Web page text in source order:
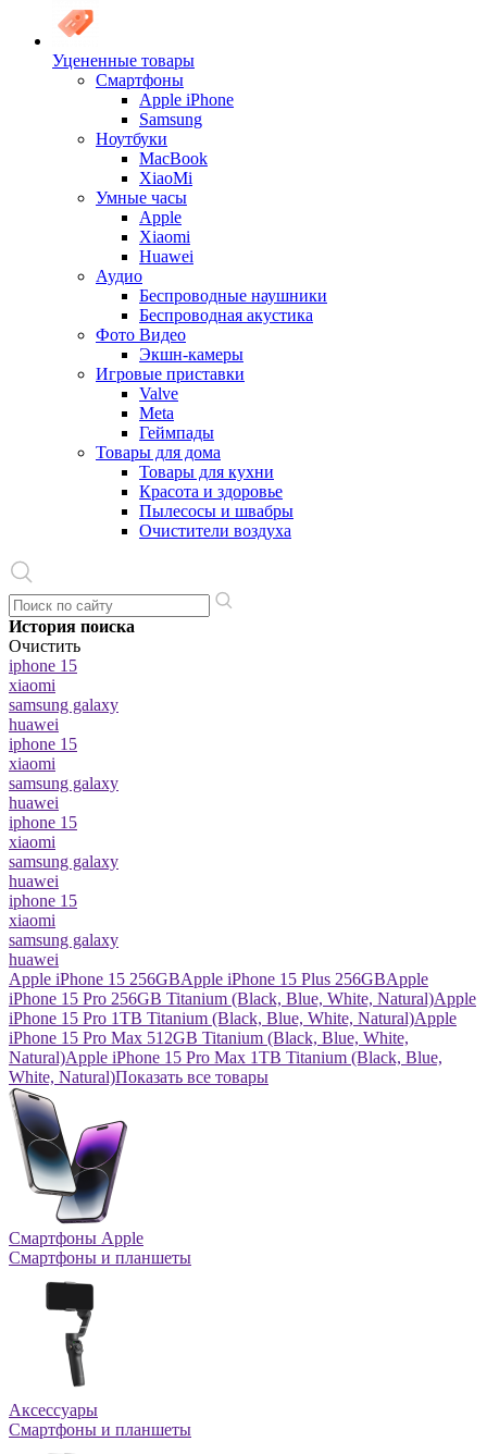
Уцененные товары
Cмартфоны
Apple iPhone
Samsung
Ноутбуки
MacBook
XiaoMi
Умные часы
Apple
Xiaomi
Huawei
Аудио
Беспроводные наушники
Беспроводная акустика
Фото Видео
Экшн-камеры
Игровые приставки
Valve
Meta
Геймпады
Товары для дома
Товары для кухни
Красота и здоровье
Пылесосы и швабры
Очистители воздуха
История поиска
Очистить
iphone 15
xiaomi
samsung galaxy
huawei
iphone 15
xiaomi
samsung galaxy
huawei
iphone 15
xiaomi
samsung galaxy
huawei
iphone 15
xiaomi
samsung galaxy
huawei
Apple iPhone 15 256GBApple iPhone 15 Plus 256GBApple
iPhone 15 Pro 256GB Titanium (Black, Blue, White, Natural)Apple
iPhone 15 Pro 1TB Titanium (Black, Blue, White, Natural)Apple
iPhone 15 Pro Max 512GB Titanium (Black, Blue, White,
Natural)Apple iPhone 15 Pro Max 1TB Titanium (Black, Blue,
White, Natural)Показать все товары
Смартфоны Apple
Смартфоны и планшеты
Аксессуары
Смартфоны и планшеты